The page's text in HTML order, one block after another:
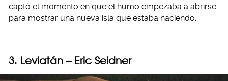
captó el momento en que el humo empezaba a abrirse
para mostrar una nueva isla que estaba naciendo.
3. Leviatán – Eric Seidner